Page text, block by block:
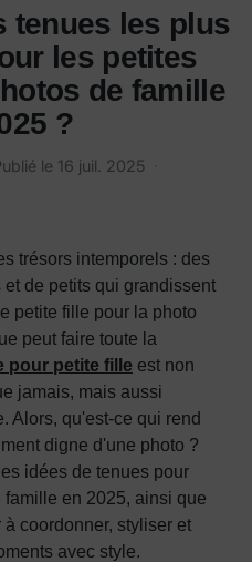
tenues les plus
les petites
de famille
?
le 16 juil. 2025
trésors intemporels : des
de petits qui grandissent
petite fille pour la photo
peut faire toute la
pour petite fille est non
jamais, mais aussi
Alors, qu'est-ce qui rend
digne d'une photo ?
idées de tenues pour
en 2025, ainsi que
coordonner, styliser et
avec style.